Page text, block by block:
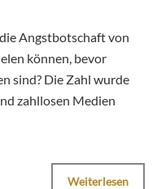
Angstbotschaft von
können, bevor
sind? Die Zahl wurde
zahllosen Medien
Weiterlesen